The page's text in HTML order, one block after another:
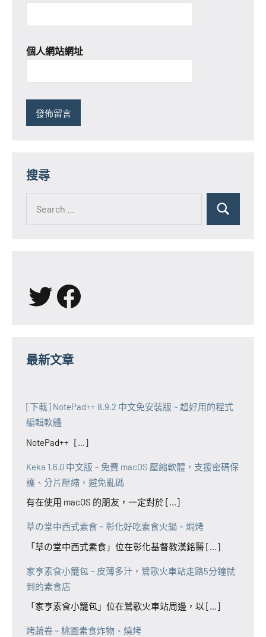
個人網站網址
搜尋
for:
Search
X Facebook
最新文章
[下載] NotePad++ 8.9.2 中文免安裝版 ~ 超好用的程式
編輯軟體
NotePad++ [...]
Keka 1.6.0 中文版 ~ 免費 macOS 壓縮軟體，支援密碼保
護、分片壓縮，避免亂碼
有在使用 macOS 的朋友，一定對於 [...]
草の堂中西式素食 ~ 彰化好吃素食火鍋、焗烤
「草の堂中西式素食」位在彰化基督教漢銘醫 [...]
家亨素食小籠包 ~ 皮薄多汁，鶯歌火車站走路5分鐘就
到的素食店
「家亨素食小籠包」位在鶯歌火車站周邊，以 [...]
烤蔬卷 ~ 桃園素食炸物、燒烤